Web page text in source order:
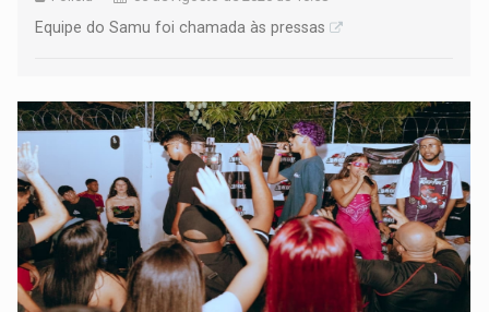
Equipe do Samu foi chamada às pressas